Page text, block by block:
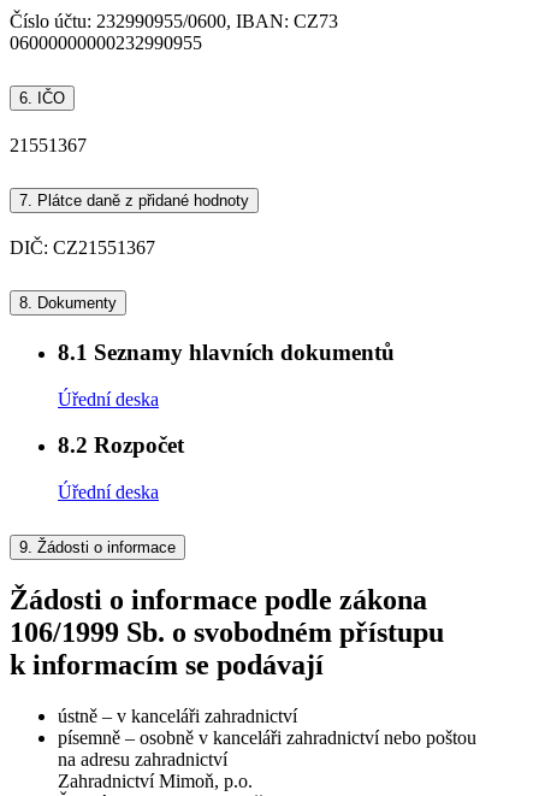
Číslo účtu: 232990955/0600, IBAN: CZ73
06000000000232990955
6. IČO
21551367
7. Plátce daně z přidané hodnoty
DIČ: CZ21551367
8. Dokumenty
8.1 Seznamy hlavních dokumentů
Úřední deska
8.2 Rozpočet
Úřední deska
9. Žádosti o informace
Žádosti o informace podle zákona
106/1999 Sb. o svobodném přístupu
k informacím se podávají
ústně – v kanceláři zahradnictví
písemně – osobně v kanceláři zahradnictví nebo poštou
na adresu zahradnictví
Zahradnictví Mimoň, p.o.